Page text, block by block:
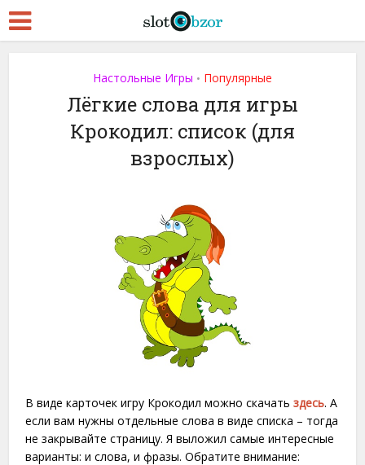
Настольные Игры • Популярные
Лёгкие слова для игры
Крокодил: список (для
взрослых)
В виде карточек игру Крокодил можно скачатьздесь. А
если вам нужны отдельные слова в виде списка – тогда
не закрывайте страницу. Я выложил самые интересные
варианты: и слова, и фразы. Обратите внимание: